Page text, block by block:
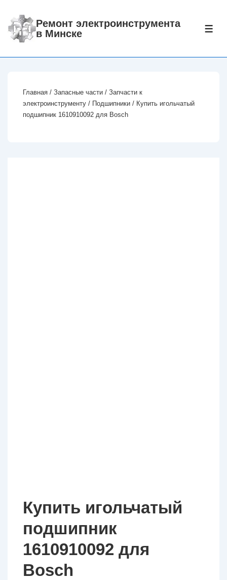
Перейти Ремонт электроинструмента
в Минске
Главная / Запасные части / Запчасти к
электроинструменту / Подшипники / Купить игольчатый
подшипник 1610910092 для Bosch
Купить игольчатый
подшипник
1610910092 для
Bosch